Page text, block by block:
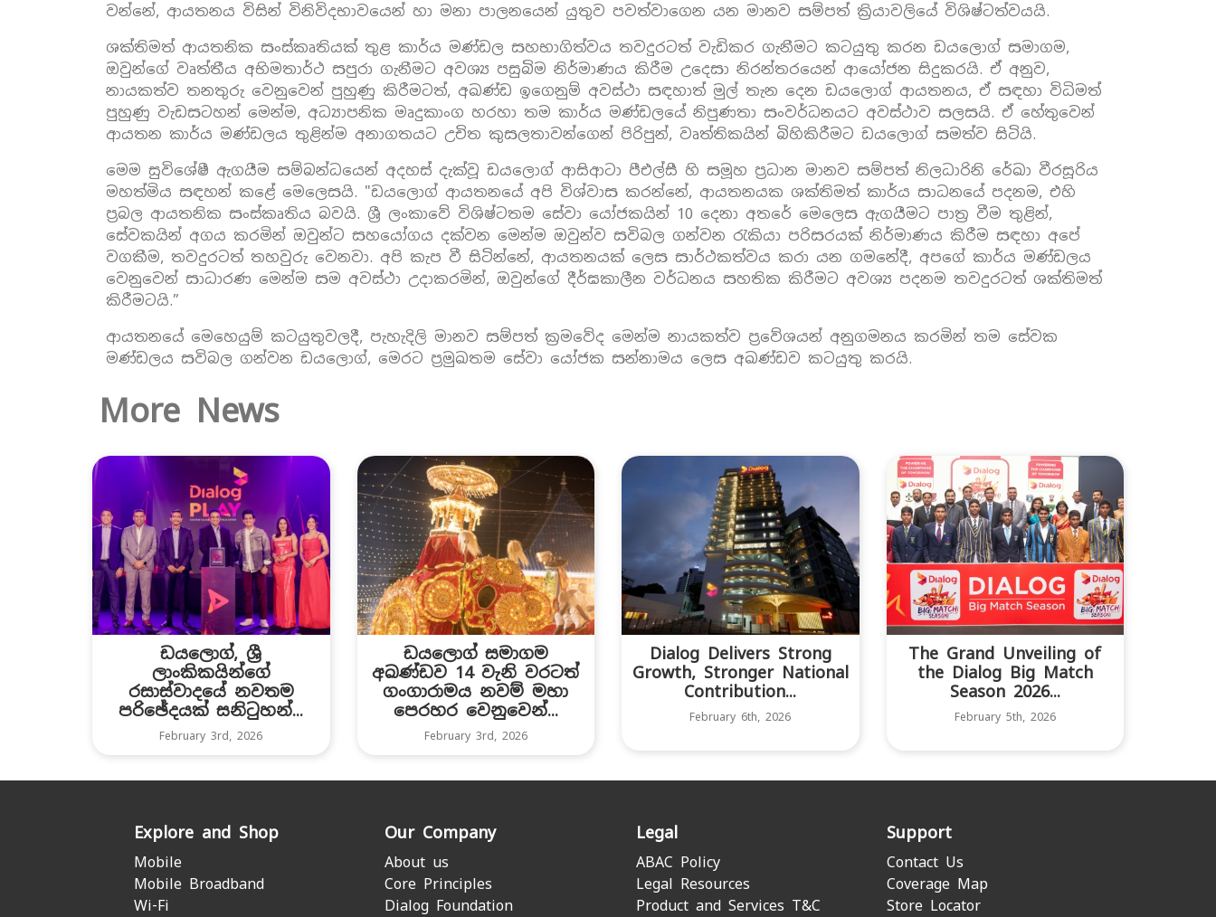
වන්නේ, ආයතනය විසින් විනිවිදභාවයෙන් හා මනා පාලනයෙන් යුතුව පවත්වාගෙන යන මානව සම්පත් ක්‍රියාවලියේ විශිෂ්ටත්වයයි.
ශක්තිමත් ආයතනික සංස්කෘතියක් තුළ කාර්ය මණ්ඩල සහභාගිත්වය තවදුරටත් වැඩිකර ගැනීමට කටයුතු කරන ඩයලොග් සමාගම,
ඔවුන්ගේ වෘත්තීය අභිමතාර්ථ සපුරා ගැනීමට අවශ්‍ය පසුබිම නිර්මාණය කිරීම උදෙසා නිරන්තරයෙන් ආයෝජන සිදුකරයි. ඒ අනුව,
නායකත්ව තනතුරු වෙනුවෙන් පුහුණු කිරීමටත්, අඛණ්ඩ ඉගෙනුම් අවස්ථා සඳහාත් මුල් තැන දෙන ඩයලොග් ආයතනය, ඒ සඳහා විධිමත්
පුහුණු වැඩසටහන් මෙන්ම, අධ්‍යාපනික මෘදුකාංග හරහා තම කාර්ය මණ්ඩලයේ නිපුණතා සංවර්ධනයට අවස්ථාව සලසයි. ඒ හේතුවෙන්
ආයතන කාර්ය මණ්ඩලය තුළින්ම අනාගතයට උචිත කුසලතාවන්ගෙන් පිරිපුන්, වෘත්තිකයින් බිහිකිරීමට ඩයලොග් සමත්ව සිටියි.
මෙම සුවිශේෂී ඇගයීම සම්බන්ධයෙන් අදහස් දැක්වූ ඩයලොග් ආසිආටා පීඑල්සී හි සමූහ ප්‍රධාන මානව සම්පත් නිලධාරිනි රේඛා වීරසූරිය
මහත්මිය සඳහන් කළේ මෙලෙසයි. "ඩයලොග් ආයතනයේ අපි විශ්වාස කරන්නේ, ආයතනයක ශක්තිමත් කාර්ය සාධනයේ පදනම, එහි
ප්‍රබල ආයතනික සංස්කෘතිය බවයි. ශ්‍රී ලංකාවේ විශිෂ්ටතම සේවා යෝජකයින් 10 දෙනා අතරේ මෙලෙස ඇගයීමට පාත්‍ර වීම තුළින්,
සේවකයින් අගය කරමින් ඔවුන්ට සහයෝගය දක්වන මෙන්ම ඔවුන්ව සවිබල ගන්වන රැකියා පරිසරයක් නිර්මාණය කිරීම සඳහා අපේ
වගකීම, තවදුරටත් තහවුරු වෙනවා. අපි කැප වී සිටින්නේ, ආයතනයක් ලෙස සාර්ථකත්වය කරා යන ගමනේදී, අපගේ කාර්ය මණ්ඩලය
වෙනුවෙන් සාධාරණ මෙන්ම සම අවස්ථා උදාකරමින්, ඔවුන්ගේ දීර්ඝකාලීන වර්ධනය සහතික කිරීමට අවශ්‍ය පදනම තවදුරටත් ශක්තිමත්
කිරීමටයි.”
ආයතනයේ මෙහෙයුම් කටයුතුවලදී, පැහැදිලි මානව සම්පත් ක්‍රමවේද මෙන්ම නායකත්ව ප්‍රවේශයන් අනුගමනය කරමින් තම සේවක
මණ්ඩලය සවිබල ගන්වන ඩයලොග්, මෙරට ප්‍රමුඛතම සේවා යෝජක සන්නාමය ලෙස අඛණ්ඩව කටයුතු කරයි.
More News
ඩයලොග්, ශ්‍රී
ලාංකිකයින්ගේ
රසාස්වාදයේ නවතම
පරිඡේදයක් සනිටුහන්...
February 3rd, 2026
ඩයලොග් සමාගම
අඛණ්ඩව 14 වැනි වරටත්
ගංගාරාමය නවම් මහා
පෙරහර වෙනුවෙන්...
February 3rd, 2026
Dialog Delivers Strong
Growth, Stronger National
Contribution...
February 6th, 2026
The Grand Unveiling of
the Dialog Big Match
Season 2026...
February 5th, 2026
Explore and Shop
Mobile
Mobile Broadband
Wi-Fi
Our Company
About us
Core Principles
Dialog Foundation
Legal
ABAC Policy
Legal Resources
Product and Services T&C
Support
Contact Us
Coverage Map
Store Locator